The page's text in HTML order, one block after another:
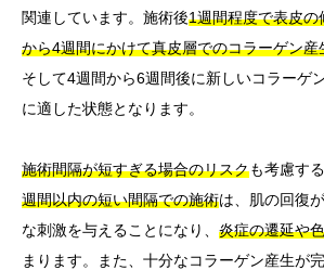
関連しています。施術後1週間程度で表皮の
から4週間にかけて真皮層でのコラーゲン産
そして4週間から6週間後に新しいコラーゲ
に適した状態となります。
施術間隔が短すぎる場合のリスクも考慮す
週間以内の短い間隔での施術は、肌の回復
な刺激を与えることになり、 炎症の遷延や
まります。また、十分なコラーゲン産生が